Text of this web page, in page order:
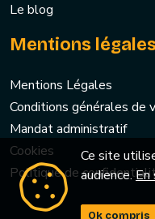
Le blog
Mentions
Mentions Légales
Conditions générales de
Mandat administratif
Cookies
Politique de
Ce site
audience.En
Ok compris